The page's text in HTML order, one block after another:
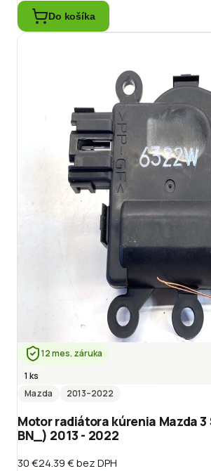
Do košíka
12 mes. záruka
1 ks
Mazda
2013–2022
Motor radiátora kúrenia Mazda 3
BN_) 2013 - 2022
30 €24.39 €bez DPH